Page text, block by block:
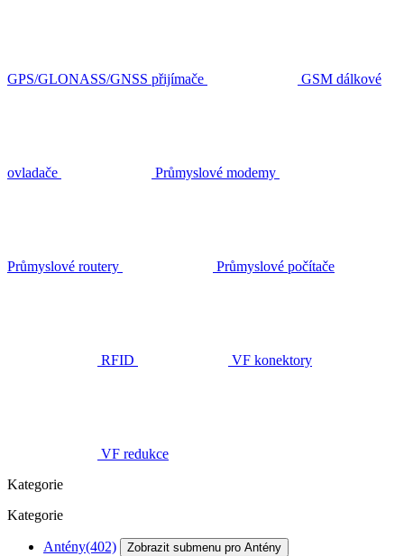
GPS/GLONASS/GNSS přijímače GSM dálkové
ovladače Průmyslové modemy
Průmyslové routery Průmyslové počítače
RFID VF konektory
VF redukce
Kategorie
Kategorie
Antény(402) Zobrazit submenu pro Antény